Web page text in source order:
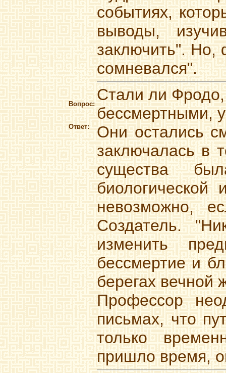
событиях,
выводы,
заключить". Но,
сомневался".
Вопрос:
Стали ли
бессмертными,
Ответ:
Они остались
заключалась в
существа
невозможно,
Создатель.
изменить
бессмертие и
берегах вечной
Профессор
письмах, что
только
пришло время,